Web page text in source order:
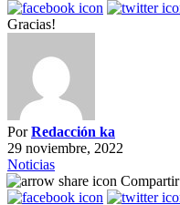
Gracias!
PorRedacción ka
29 noviembre, 2022
Noticias
Compartir